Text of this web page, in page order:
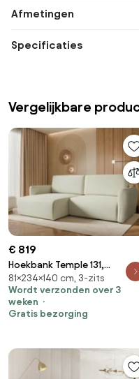
Afmetingen
Specificaties
Vergelijkbare
€ 819
Hoekbank Temple 131,
Aanwezig, Aanwezig,
234x140x81cm, 104.5 kg,
Kunststof
81×234×140 cm, 3-zits
Wordt verzonden over 3
weken
Gratis bezorging